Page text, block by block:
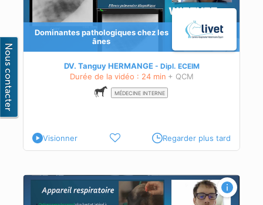
Dominantes pathologiques chez les
ânes
DV. Tanguy HERMANGE Dipl. ECEIM
Durée de la vidéo : 24 min + QCM
MÉDECINE INTERNE
Visionner Regarder plus tard